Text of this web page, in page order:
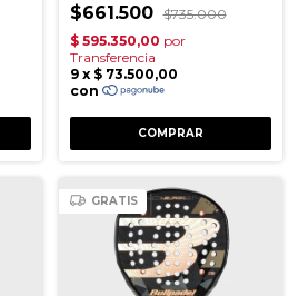
$661.500 $735.000
GRATIS